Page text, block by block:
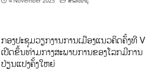
ກອງປະຊຸມວຽກງານການເມືອງແນວຄິດຄັ້ງທີ V
ເປີດຂຶ້ນທ່າມກາງສະພາບການຂອງໂລກມີການ
ປ່ຽນແປງຄັ້ງໃຫຍ່